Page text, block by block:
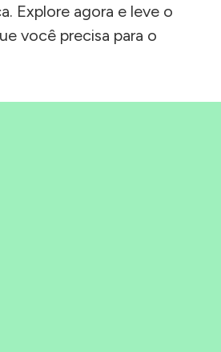
Explore agora e leve o
você precisa para o